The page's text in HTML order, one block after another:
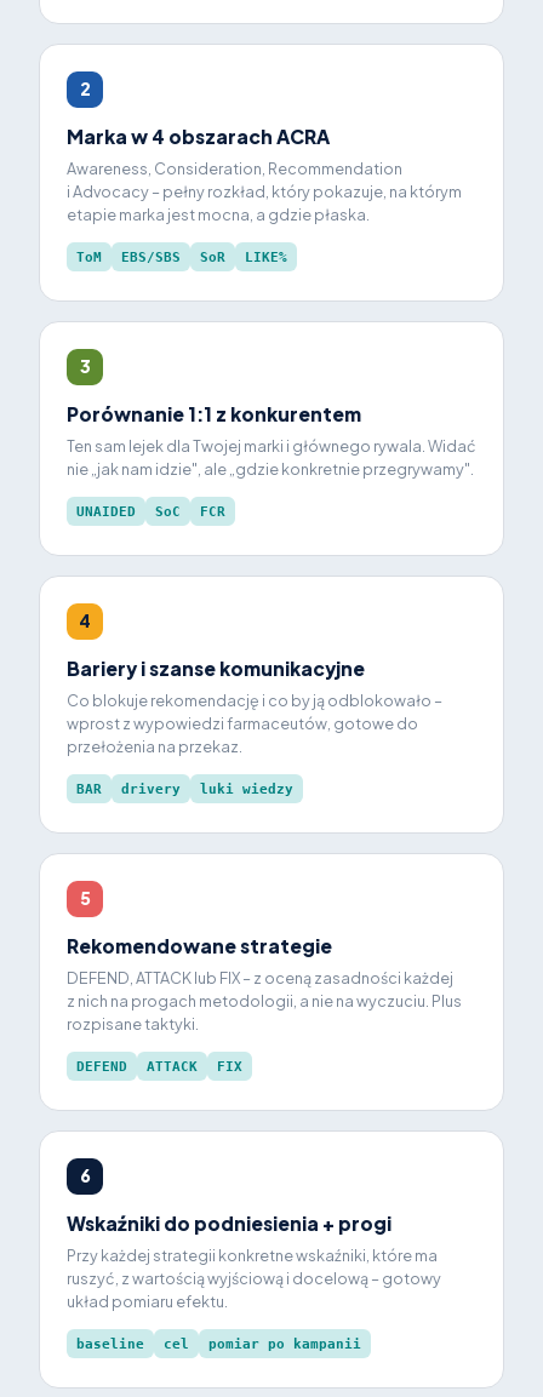
2
Marka w 4 obszarach ACRA
Awareness, Consideration, Recommendation
i Advocacy – pełny rozkład, który pokazuje, na którym
etapie marka jest mocna, a gdzie płaska.
ToM EBS/SBS SoR LIKE%
3
Porównanie 1:1 z konkurentem
Ten sam lejek dla Twojej marki i głównego rywala. Widać
nie „jak nam idzie", ale „gdzie konkretnie przegrywamy".
UNAIDED SoC FCR
4
Bariery i szanse komunikacyjne
Co blokuje rekomendację i co by ją odblokowało –
wprost z wypowiedzi farmaceutów, gotowe do
przełożenia na przekaz.
BAR drivery luki wiedzy
5
Rekomendowane strategie
DEFEND, ATTACK lub FIX – z oceną zasadności każdej
z nich na progach metodologii, a nie na wyczuciu. Plus
rozpisane taktyki.
DEFEND ATTACK FIX
6
Wskaźniki do podniesienia + progi
Przy każdej strategii konkretne wskaźniki, które ma
ruszyć, z wartością wyjściową i docelową – gotowy
układ pomiaru efektu.
baseline cel pomiar po kampanii